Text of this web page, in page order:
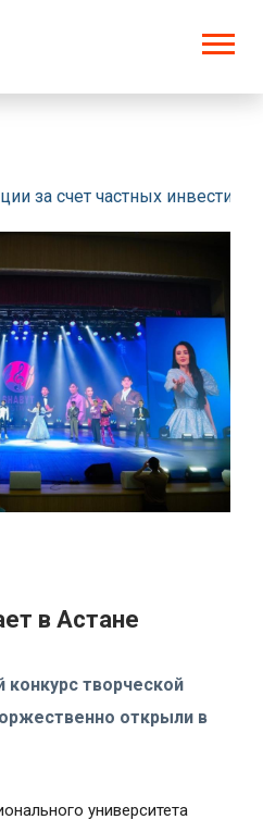
за счет частных
в Астане
творческой
открыли в
университета